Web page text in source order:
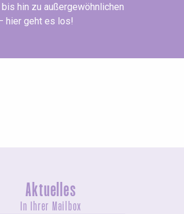
hin zu außergewöhnlichen
hier geht es los!
Aktuelles
In Ihrer Mailbox